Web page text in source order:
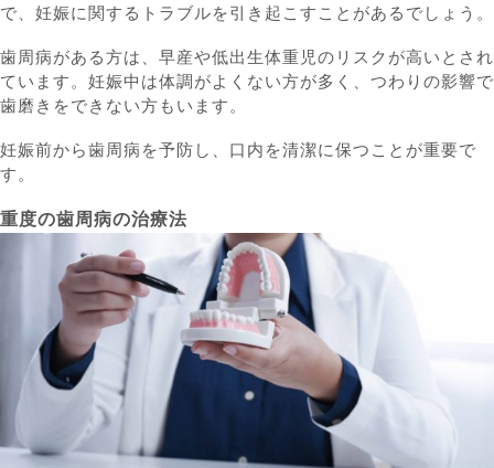
で、妊娠に関するトラブルを引き起こすことがあるでしょう。
歯周病がある方は、早産や低出生体重児のリスクが高いとされ
ています。妊娠中は体調がよくない方が多く、つわりの影響で
歯磨きをできない方もいます。
妊娠前から歯周病を予防し、口内を清潔に保つことが重要で
す。
重度の歯周病の治療法